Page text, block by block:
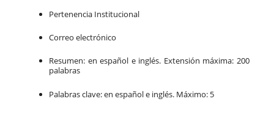
Pertenencia Institucional
Correo electrónico
Resumen: en español e inglés. Extensión máxima: 200
palabras
Palabras clave: en español e inglés. Máximo: 5